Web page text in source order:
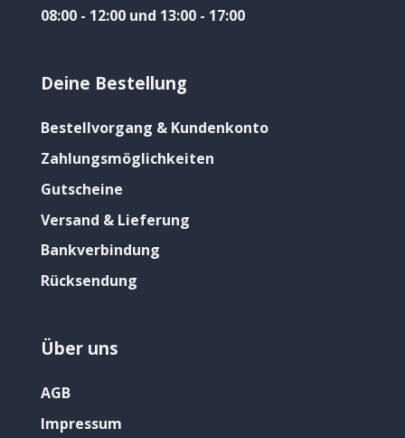
08:00 - 12:00 und 13:00 - 17:00
Deine Bestellung
Bestellvorgang & Kundenkonto
Zahlungsmöglichkeiten
Gutscheine
Versand & Lieferung
Bankverbindung
Rücksendung
Über uns
AGB
Impressum